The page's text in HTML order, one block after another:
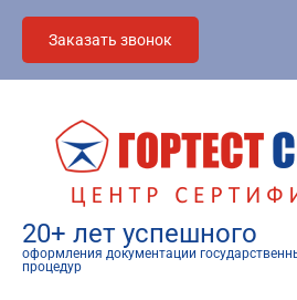
Заказать звонок
20+ лет успешного
оформления документации
процедур